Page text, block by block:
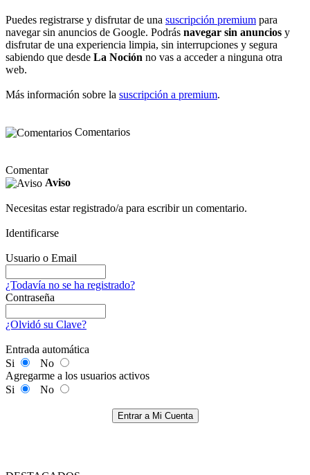
Puedes registrarse y disfrutar de una suscripción premium para
navegar sin anuncios de Google. Podrás navegar sin anuncios y
disfrutar de una experiencia limpia, sin interrupciones y segura
sabiendo que desde La Noción no vas a acceder a ninguna otra
web.
Más información sobre la suscripción a premium.
Comentarios
Comentar
Aviso
Necesitas estar registrado/a para escribir un comentario.
Identificarse
Usuario o Email
¿Todavía no se ha registrado?
Contraseña
¿Olvidó su Clave?
Entrada automática
Si
No
Agregarme a los usuarios activos
Si
No
Entrar a Mi Cuenta